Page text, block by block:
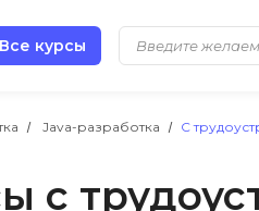
Все курсы
Java-разработка С
с
Разработка
Маркетинг